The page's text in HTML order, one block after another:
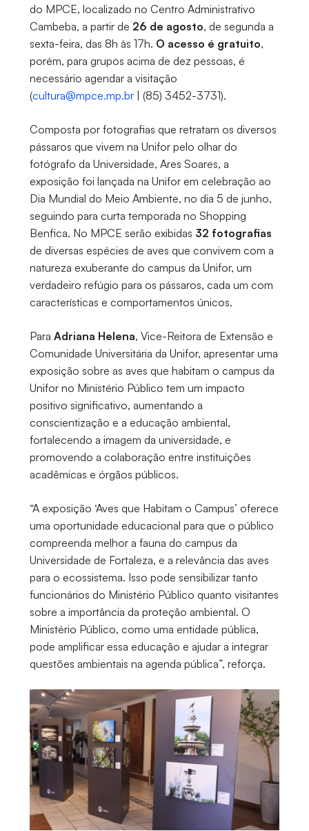
do MPCE, localizado no Centro Administrativo
Cambeba, a partir de 26 de agosto, de segunda a
sexta-feira, das 8h às 17h. O acesso é gratuito,
porém, para grupos acima de dez pessoas, é
necessário agendar a visitação
(cultura@mpce.mp.br| (85) 3452-3731).
Composta por fotografias que retratam os diversos
pássaros que vivem na Unifor pelo olhar do
fotógrafo da Universidade, Ares Soares, a
exposição foi lançada na Unifor em celebração ao
Dia Mundial do Meio Ambiente, no dia 5 de junho,
seguindo para curta temporada no Shopping
Benfica. No MPCE serão exibidas 32 fotografias
de diversas espécies de aves que convivem com a
natureza exuberante do campus da Unifor, um
verdadeiro refúgio para os pássaros, cada um com
características e comportamentos únicos.
Para Adriana Helena, Vice-Reitora de Extensão e
Comunidade Universitária da Unifor, apresentar uma
exposição sobre as aves que habitam o campus da
Unifor no Ministério Público tem um impacto
positivo significativo, aumentando a
conscientização e a educação ambiental,
fortalecendo a imagem da universidade, e
promovendo a colaboração entre instituições
acadêmicas e órgãos públicos.
“A exposição ‘Aves que Habitam o Campus’ oferece
uma oportunidade educacional para que o público
compreenda melhor a fauna do campus da
Universidade de Fortaleza, e a relevância das aves
para o ecossistema. Isso pode sensibilizar tanto
funcionários do Ministério Público quanto visitantes
sobre a importância da proteção ambiental. O
Ministério Público, como uma entidade pública,
pode amplificar essa educação e ajudar a integrar
questões ambientais na agenda pública”, reforça.